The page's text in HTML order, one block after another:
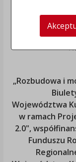
„Rozbudowa i
Województwa
w ramach
2.0",
Funduszu